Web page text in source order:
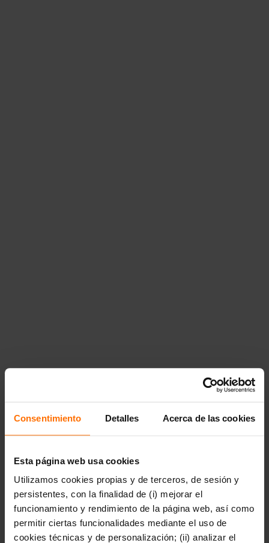
Consentimiento Detalles Acerca de las cookies
Esta página web usa cookies
Utilizamos cookies propias y de terceros, de sesión y
persistentes, con la finalidad de (i) mejorar el
funcionamiento y rendimiento de la página web, así como
permitir ciertas funcionalidades mediante el uso de
cookies técnicas y de personalización; (ii) analizar el